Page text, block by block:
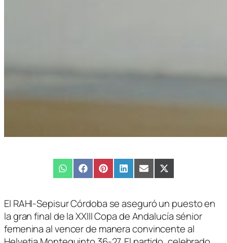
Compartir
en
WhatsAppCompartir
en
FacebookCompartir
en
PinterestCompartir
en
LinkedInCompartir
en
EmailCompartir
en
X
(Twitter)
El RAHI-Sepisur Córdoba se aseguró un puesto en
la gran final de la XXIII Copa de Andalucía sénior
femenina al vencer de manera convincente al